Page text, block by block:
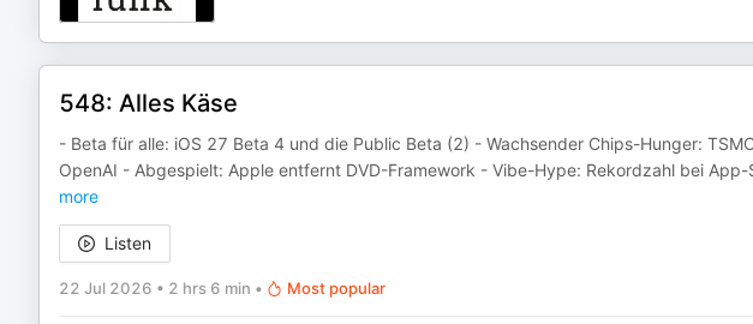
548: Alles Käse
- Beta für alle: iOS 27 Beta 4 und die Public Beta (2) - Wachsender Chips-Hunger:
OpenAI - Abgespielt: Apple entfernt DVD-Framework - Vibe-Hype: Rekordzahl bei
more
Listen
22 Jul 2026 • 2 hrs 6 min • Most popular